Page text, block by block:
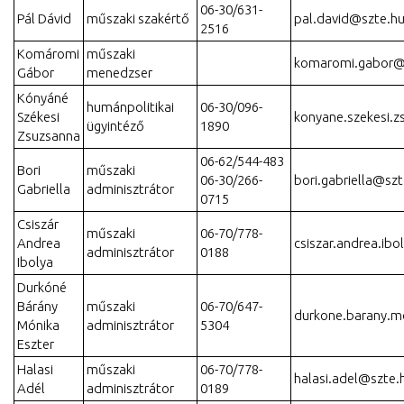
Pál Dávid műszaki szakértő
06-30/631-
2516
pal.david@szte.hu
Komáromi
Gábor
műszaki
menedzser
Kónyáné
Székesi
Zsuzsanna
humánpolitikai
ügyintéző
06-30/096-
1890
Bori
Gabriella
műszaki
adminisztrátor
06-62/544-483
06-30/266-
0715
Csiszár
Andrea
Ibolya
műszaki
adminisztrátor
06-70/778-
0188
Durkóné
Bárány
Mónika
Eszter
műszaki
adminisztrátor
06-70/647-
5304
Halasi
Adél
műszaki
adminisztrátor
06-70/778-
0189